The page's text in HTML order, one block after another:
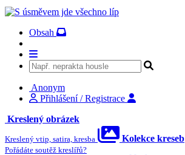
Obsah
Anonym
Přihlášení / Registrace
Kreslený obrázek
Kreslený vtip, satira, kresba Kolekce kreseb
Pořádáte soutěž kreslířů?